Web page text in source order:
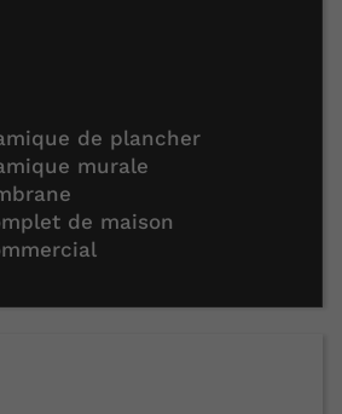
de plancher
murale
de maison